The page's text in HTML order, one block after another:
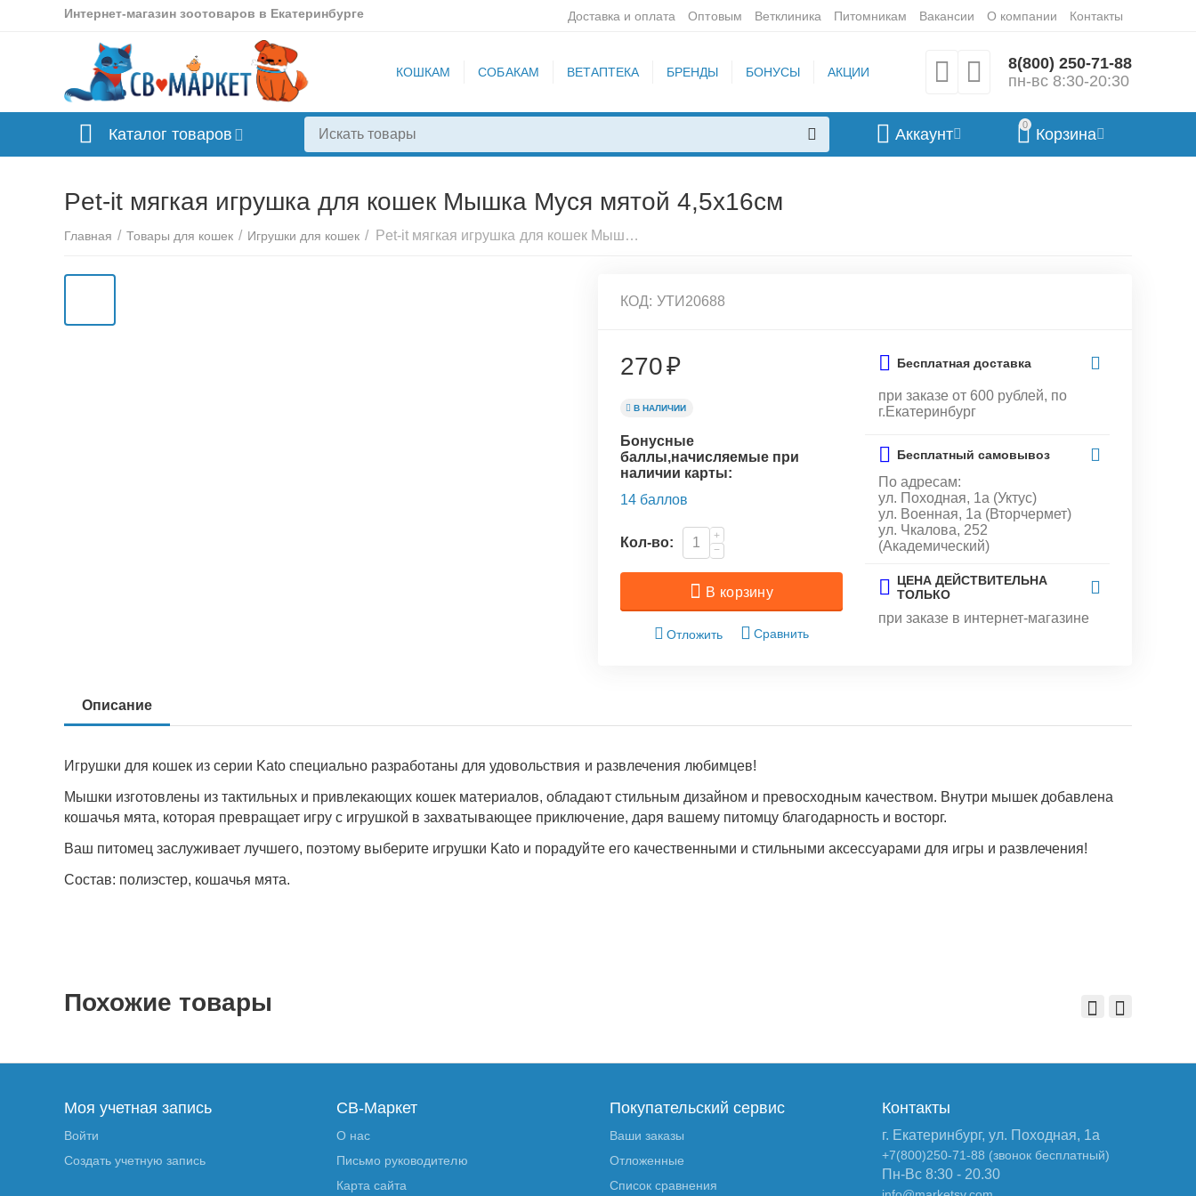
Интернет-магазин зоотоваров в Екатеринбурге Доставка и оплата Оптовым Ветклиника Питомникам Вакансии О компании Контакты
КОШКАМ СОБАКАМ ВЕТАПТЕКА БРЕНДЫ БОНУСЫ АКЦИИ
8(800) 250-71-88
пн-вс 8:30-20:30
Каталог товаров
0
Корзина
Аккаунт
Pet-it мягкая игрушка для кошек Мышка Муся мятой 4,5х16см
Главная / Товары для кошек / Игрушки для кошек / Pet-it мягкая игрушка для кошек Мышка Муся мятой 4,5х16см
КОД: УТИ20688
270₽
В НАЛИЧИИ
Бонусные
баллы,начисляемые при
наличии карты:
14 баллов
Кол-во:
+
−
В корзину
Отложить Сравнить
Бесплатная доставка
при заказе от 600 рублей, по
г.Екатеринбург
Бесплатный самовывоз
По адресам:
ул. Походная, 1а (Уктус)
ул. Военная, 1а (Вторчермет)
ул. Чкалова, 252
(Академический)
ЦЕНА ДЕЙСТВИТЕЛЬНА
ТОЛЬКО
при заказе в интернет-магазине
Описание
Игрушки для кошек из серии Kato специально разработаны для удовольствия и развлечения любимцев!
Мышки изготовлены из тактильных и привлекающих кошек материалов, обладают стильным дизайном и превосходным качеством. Внутри мышек добавлена
кошачья мята, которая превращает игру с игрушкой в захватывающее приключение, даря вашему питомцу благодарность и восторг.
Ваш питомец заслуживает лучшего, поэтому выберите игрушки Kato и порадуйте его качественными и стильными аксессуарами для игры и развлечения!
Состав: полиэстер, кошачья мята.
Похожие товары
Моя учетная запись
Войти
Создать учетную запись
СВ-Маркет
О нас
Письмо руководителю
Карта сайта
Покупательский сервис
Ваши заказы
Отложенные
Список сравнения
Контакты
г. Екатеринбург, ул. Походная, 1а
+7(800)250-71-88 (звонок бесплатный)
Пн-Вс 8:30 - 20.30